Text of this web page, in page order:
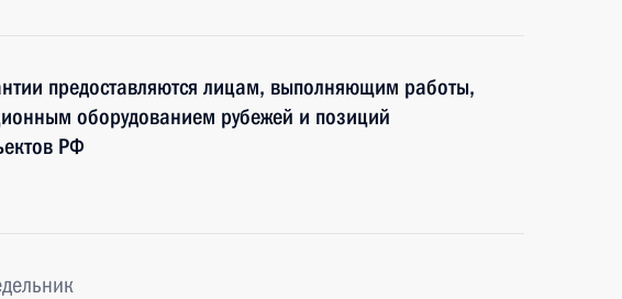
предоставляются лицам, выполняющим работы,
оборудованием рубежей и позиций
РФ